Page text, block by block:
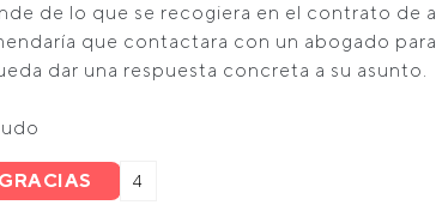
de lo que se recogiera en el contrato de
que contactara con un abogado
dar una respuesta concreta a su asunto.
GRACIAS 4